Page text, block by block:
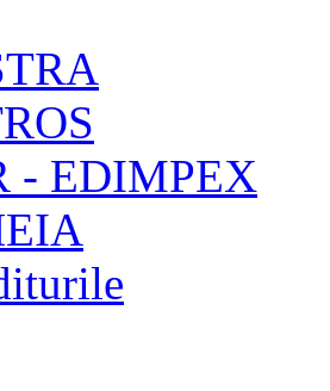
- EDIMPEX